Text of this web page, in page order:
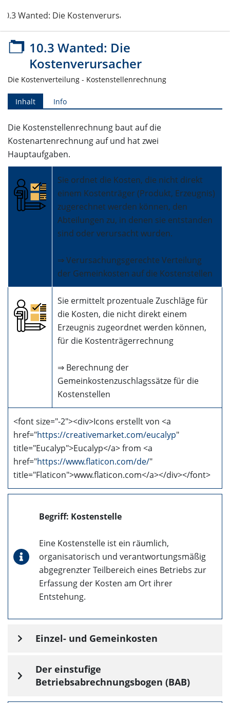
10.3 Wanted: Die Kostenverursacher
10.3 Wanted: Die
Kostenverursacher
Die Kostenverteilung - Kostenstellenrechnung
Inhalt Info
Die Kostenstellenrechnung baut auf die
Kostenartenrechnung auf und hat zwei
Hauptaufgaben.
Sie ordnet die Kosten, die nicht direkt
einem Kostenträger (Produkt, Erzeugnis)
zugerechnet werden können, den
Abteilungen zu, in denen sie entstanden
sind oder verursacht wurden.
⇒ Verursachungsgerechte Verteilung
der Gemeinkosten auf die Kostenstellen
Sie ermittelt prozentuale Zuschläge für
die Kosten, die nicht direkt einem
Erzeugnis zugeordnet werden können,
für die Kostenträgerrechnung
⇒ Berechnung der
Gemeinkostenzuschlagssätze für die
Kostenstellen
<font size="-2"><div>Icons erstellt von <a
href="https://creativemarket.com/eucalyp"
title="Eucalyp">Eucalyp</a> from <a
href="https://www.flaticon.com/de/"
title="Flaticon">www.flaticon.com</a></div></font>
Begriff: Kostenstelle
Eine Kostenstelle ist ein räumlich,
organisatorisch und verantwortungsmäßig
abgegrenzter Teilbereich eines Betriebs zur
Erfassung der Kosten am Ort ihrer
Entstehung.
Einzel- und Gemeinkosten
Der einstufige
Betriebsabrechnungsbogen (BAB)